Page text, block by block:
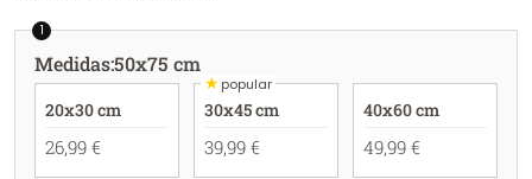
1
Medidas:50x75 cm
20x30 cm
26,99 €
★popular
30x45 cm
39,99 €
40x60 cm
49,99 €